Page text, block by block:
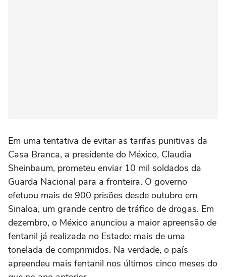
Em uma tentativa de evitar as tarifas punitivas da
Casa Branca, a presidente do México, Claudia
Sheinbaum, prometeu enviar 10 mil soldados da
Guarda Nacional para a fronteira. O governo
efetuou mais de 900 prisões desde outubro em
Sinaloa, um grande centro de tráfico de drogas. Em
dezembro, o México anunciou a maior apreensão de
fentanil já realizada no Estado: mais de uma
tonelada de comprimidos. Na verdade, o país
apreendeu mais fentanil nos últimos cinco meses do